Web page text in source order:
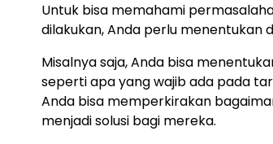
Untuk bisa memahami
dilakukan, Anda perlu menentukan
Misalnya saja, Anda bisa
seperti apa yang wajib ada pada
Anda bisa memperkirakan
menjadi solusi bagi mereka.